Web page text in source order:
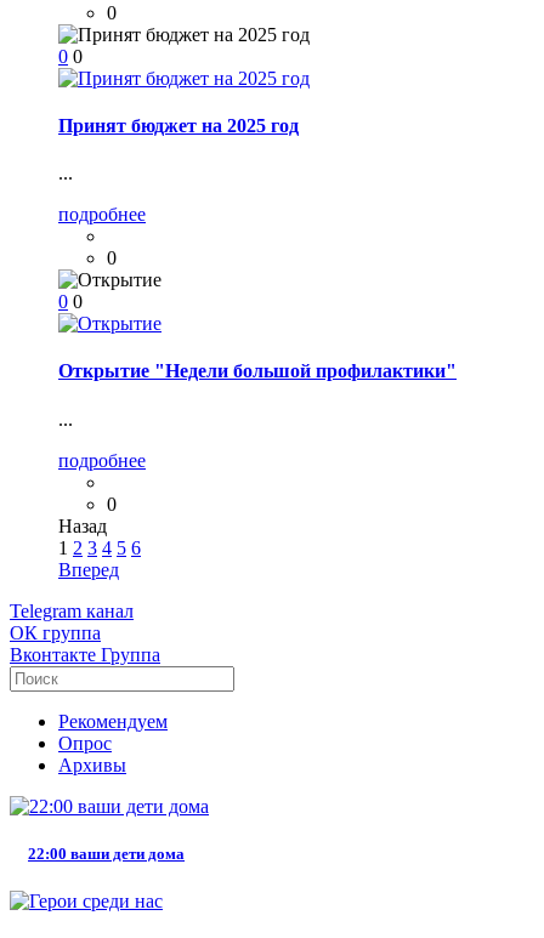
0
0 0
Принят бюджет на 2025 год
...
подробнее
0
0 0
Открытие "Недели большой профилактики"
...
подробнее
0
Назад
1 2 3 4 5 6
Вперед
Telegram канал
ОК группа
Вконтакте Группа
Рекомендуем
Опрос
Архивы
22:00 ваши дети дома